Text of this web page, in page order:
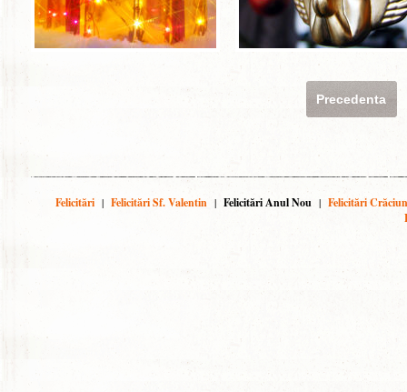
Precedenta
Felicitări | Felicitări Sf. Valentin | Felicitări Anul Nou | Felicitări